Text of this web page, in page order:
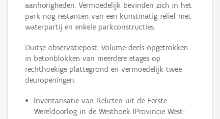
aanhorigheden. Vermoedelijk bevinden zich in het
park nog restanten van een kunstmatig reliëf met
waterpartij en enkele parkconstructies.
Duitse observatiepost. Volume deels opgetrokken
in betonblokken van meerdere etages op
rechthoekige plattegrond en vermoedelijk twee
deuropeningen.
Inventarisatie van Relicten uit de Eerste
Wereldoorlog in de Westhoek (Provincie West-